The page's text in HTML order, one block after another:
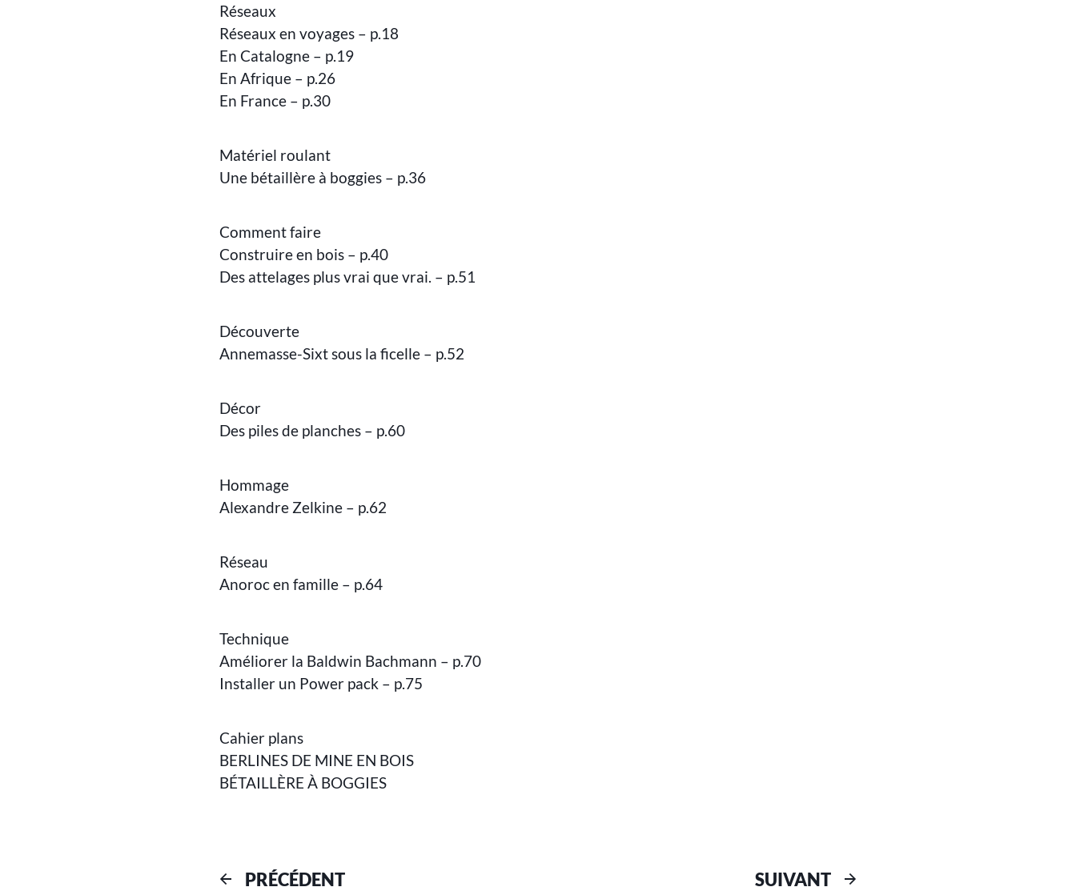
Réseaux
Réseaux en voyages – p.18
En Catalogne – p.19
En Afrique – p.26
En France – p.30
Matériel roulant
Une bétaillère à boggies – p.36
Comment faire
Construire en bois – p.40
Des attelages plus vrai que vrai. – p.51
Découverte
Annemasse-Sixt sous la ficelle – p.52
Décor
Des piles de planches – p.60
Hommage
Alexandre Zelkine – p.62
Réseau
Anoroc en famille – p.64
Technique
Améliorer la Baldwin Bachmann – p.70
Installer un Power pack – p.75
Cahier plans
BERLINES DE MINE EN BOIS
BÉTAILLÈRE À BOGGIES
PRÉCÉDENT SUIVANT